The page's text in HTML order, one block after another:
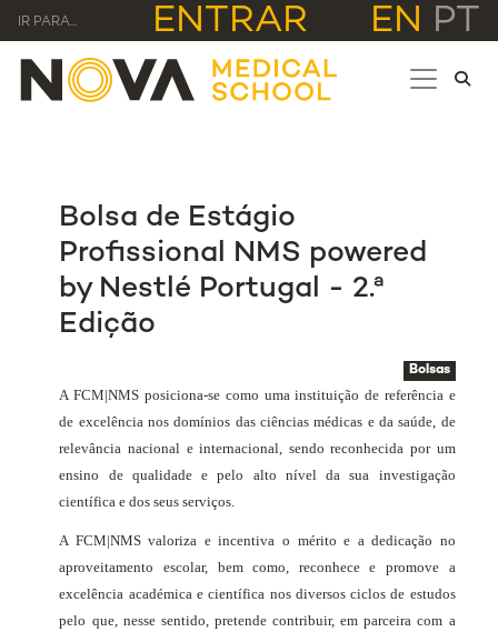
IR PARA... ENTRAR EN PT
Bolsa de Estágio
Profissional NMS powered
by Nestlé Portugal - 2.ª
Edição
Bolsas
A FCM|NMS posiciona-se como uma instituição de referência e
de excelência nos domínios das ciências médicas e da saúde, de
relevância nacional e internacional, sendo reconhecida por um
ensino de qualidade e pelo alto nível da sua investigação
científica e dos seus serviços.
A FCM|NMS valoriza e incentiva o mérito e a dedicação no
aproveitamento escolar, bem como, reconhece e promove a
excelência académica e científica nos diversos ciclos de estudos
pelo que, nesse sentido, pretende contribuir, em parceira com a